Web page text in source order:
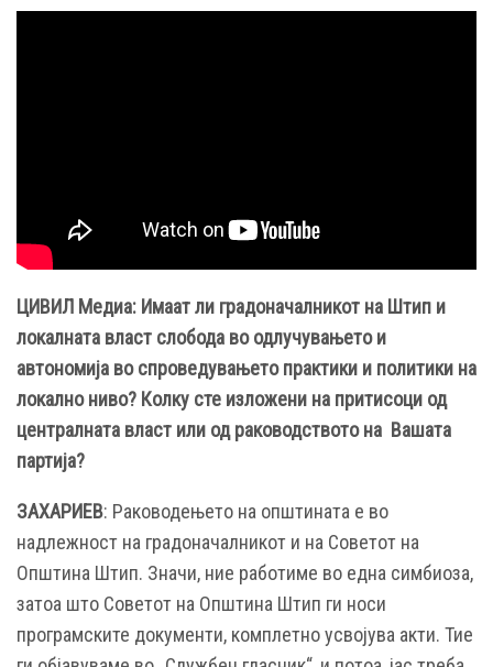
ЦИВИЛ Медиа: Имаат ли градоначалникот на Штип и
локалната власт слобода во одлучувањето и
автономија во спроведувањето практики и политики на
локално ниво? Колку сте изложени на притисоци од
централната власт или од раководството на Вашата
партија?
ЗАХАРИЕВ: Раководењето на општината е во
надлежност на градоначалникот и на Советот на
Општина Штип. Значи, ние работиме во една симбиоза,
затоа што Советот на Општина Штип ги носи
програмските документи, комплетно усвојува акти. Тие